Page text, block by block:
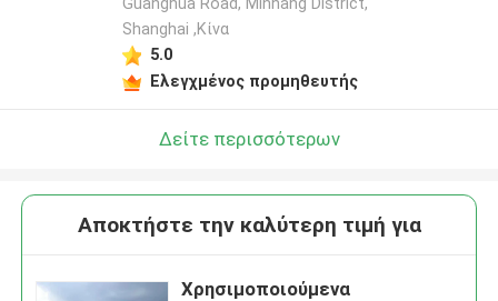
Shanghai ,Κίνα
5.0
Ελεγχμένος προμηθευτής
Δείτε περισσότερων
Αποκτήστε την καλύτερη τιμή για
Χρησιμοποιούμενα